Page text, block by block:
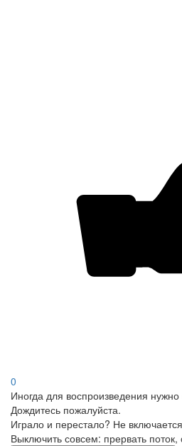
0
Иногда для воспроизведения
Дождитесь пожалуйста.
Играло и перестало? Не
Выключить совсем: прервать поток,